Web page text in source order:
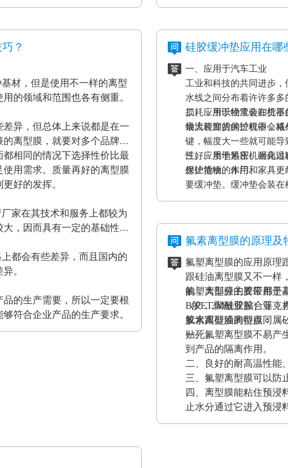
仪表设备、一些化工原材料
？
材，但是使用不一样的离型
的领域和范围也各有侧重。
异，但总体上来说都是在一
离型膜，就要对多个品牌的
相同的情况下选择性价比最
用需求。质量再好的离型膜
好的发挥。
家在其技术和服务上都较为
，因而具有一定的基础性、
都会有些差异，而且国内的
。
的生产需要，所以一定要根
符合企业产品的生产要求。
硅胶缓冲垫应用在哪
一、应用于汽车工业
工业和科技的共同进步
水线之间分布着许许多
损耗，所以经常会在机
最大程度的保护机器，减
二、应用于物流装卸货平
物流装卸货的过程中会
键，幅度大一些就可能
性好、质地紧密、耐高温
保护货物的作用。
三、应用于热压机强化过
想让地板、木门和家具
要缓冲垫。缓冲垫会装
工作压力的作用。而且
氟素离型膜的原理及
氟塑离型膜的应用原理
跟硅油离型膜又不一样
的，大部分的胶带都是
（PET,聚酰亚胺）亚克
胶水跟硅油离型膜同属
贴死。
氟塑离型膜主要应用于
B胶，3M硅胶贴合等；
氟素离型膜的特点：
一、氟塑离型膜不易产
到产品的隔离作用。
二、良好的耐高温性能
三、氟塑离型膜可以防
四、离型膜能粘住预浸
止水分通过它进入预浸